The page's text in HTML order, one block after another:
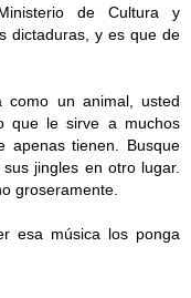
de Cultura y
dictaduras, y es que de
un animal, usted
que le sirve a muchos
apenas tienen. Busque
jingles en otro lugar.
groseramente.
esa música los ponga